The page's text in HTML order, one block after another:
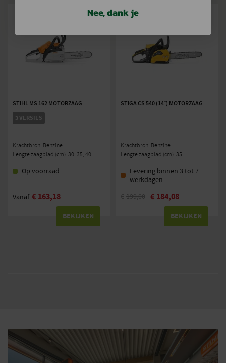
STIHL MS 162 MOTORZAAG
3 VERSIES
Krachtbron: Benzine
Lengte zaagblad (cm): 30, 35, 40
Op voorraad
Vanaf € 163,18
BEKIJKEN
STIGA CS 540 (14″) MOTORZAAG
Krachtbron: Benzine
Lengte zaagblad (cm): 35
Levering binnen 3 tot 7
werkdagen
€ 199,00 € 184,08
BEKIJKEN
Nee, dank je